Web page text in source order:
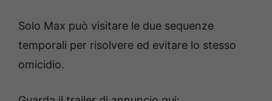
Solo Max può visitare le due sequenze
temporali per risolvere ed evitare lo stesso
omicidio.